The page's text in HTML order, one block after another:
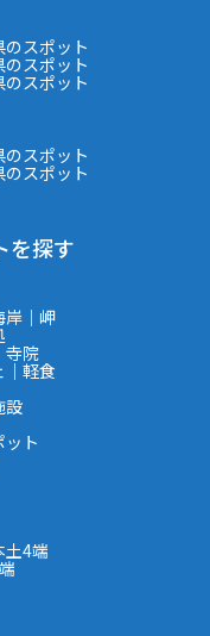
のスポット
のスポット
のスポット
のスポット
のスポット
を探す
岸｜岬
寺院
｜軽食
設
ット
土4端